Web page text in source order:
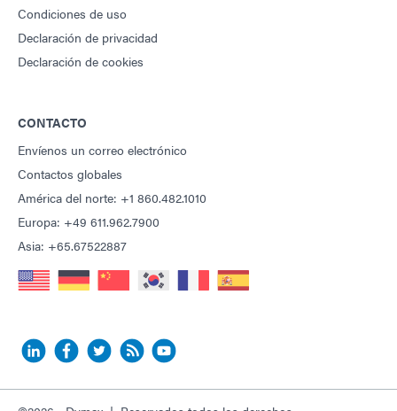
Condiciones de uso
Declaración de privacidad
Declaración de cookies
CONTACTO
Envíenos un correo electrónico
Contactos globales
América del norte: +1 860.482.1010
Europa: +49 611.962.7900
Asia: +65.67522887